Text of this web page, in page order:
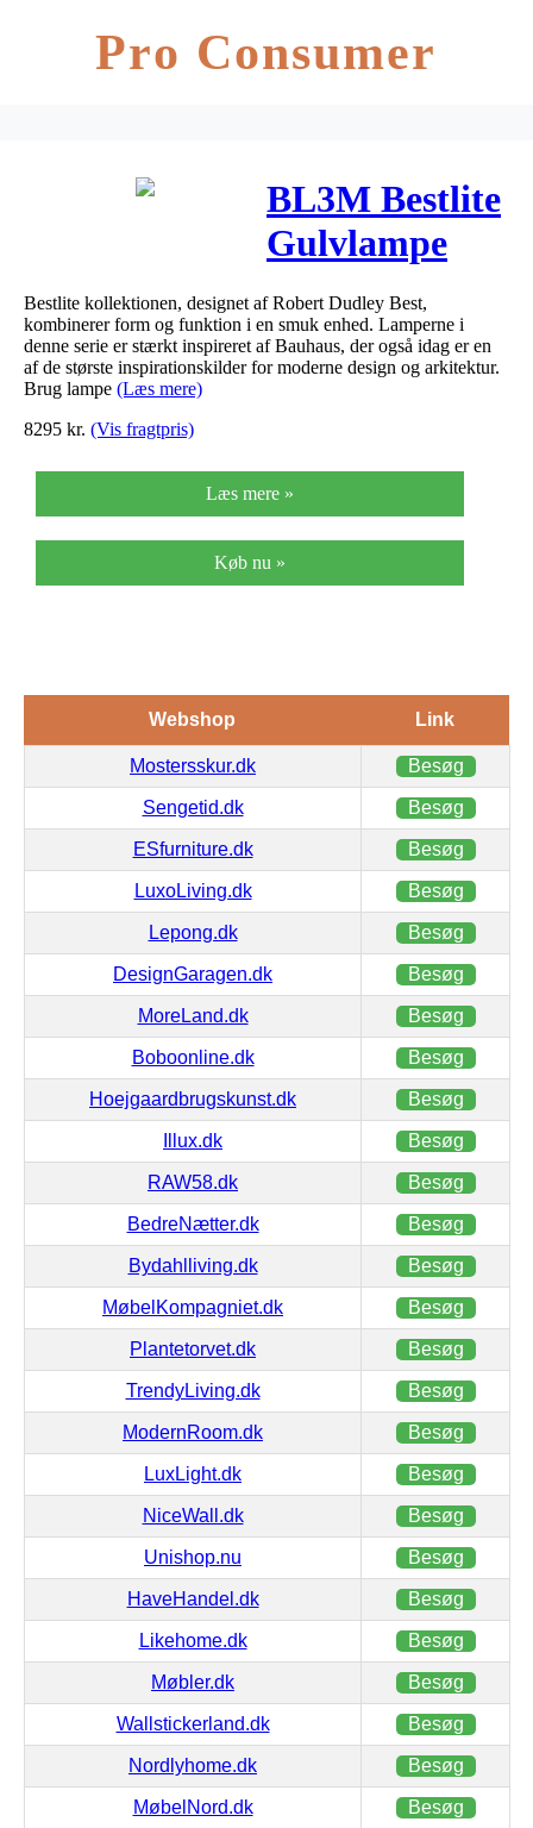
Pro Consumer
BL3M Bestlite
Gulvlampe
Krom
Bestlite kollektionen, designet af Robert Dudley Best,
kombinerer form og funktion i en smuk enhed. Lamperne i
denne serie er stærkt inspireret af Bauhaus, der også idag er en
af de største inspirationskilder for moderne design og arkitektur.
Brug lampe (Læs mere)
8295 kr. (Vis fragtpris)
Læs mere »
Køb nu »
Webshop Link
Mostersskur.dk Besøg
Sengetid.dk Besøg
ESfurniture.dk Besøg
LuxoLiving.dk Besøg
Lepong.dk Besøg
DesignGaragen.dk Besøg
MoreLand.dk Besøg
Boboonline.dk Besøg
Hoejgaardbrugskunst.dk Besøg
Illux.dk Besøg
RAW58.dk Besøg
BedreNætter.dk Besøg
Bydahlliving.dk Besøg
MøbelKompagniet.dk Besøg
Plantetorvet.dk Besøg
TrendyLiving.dk Besøg
ModernRoom.dk Besøg
LuxLight.dk Besøg
NiceWall.dk Besøg
Unishop.nu Besøg
HaveHandel.dk Besøg
Likehome.dk Besøg
Møbler.dk Besøg
Wallstickerland.dk Besøg
Nordlyhome.dk Besøg
MøbelNord.dk Besøg